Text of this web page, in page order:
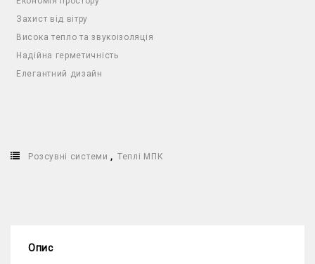
Захист від вітру
Висока тепло та звукоізоляція
Надійна герметичність
Елегантний дизайн
Розсувні системи , Теплі МПК
Опис